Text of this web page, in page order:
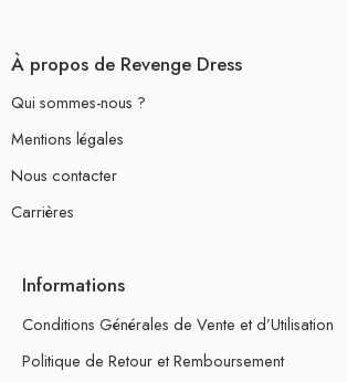
À propos de Revenge Dress
Qui sommes-nous ?
Mentions légales
Nous contacter
Carrières
Informations
Conditions Générales de Vente et d’Utilisation
Politique de Retour et Remboursement